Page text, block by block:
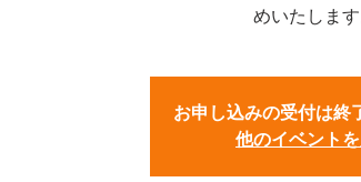
めいたします
お申し込みの受付は終
他のイベント